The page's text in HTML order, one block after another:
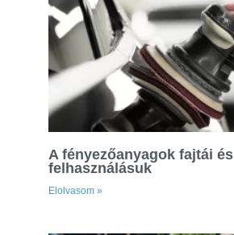
A fényezőanyagok fajtái és
felhasználásuk
Elolvasom »